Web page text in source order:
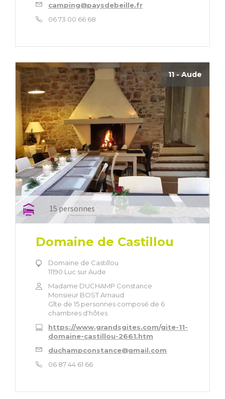
camping@paysdebeille.fr
06 73 00 66 68
11 - Aude
15 personnes
Domaine de Castillou
Domaine de Castillou
11190 Luc sur Aude
Madame DUCHAMP Constance
Monsieur BOST Arnaud
Gîte de 15 personnes composé de 6
chambres d'hôtes
https://www.grandsgites.com/gite-11-
domaine-castillou-2661.htm
duchampconstance@gmail.com
06 87 44 61 66